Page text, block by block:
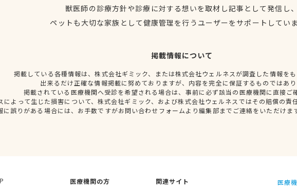
獣医師の診療方針や診療に対する想いを取材し記事として発信し
ペットも大切な家族として健康管理を行うユーザーをサポートしてい
掲載情報について
掲載している各種情報は、株式会社ギミック、または株式会社ウェルネスが調査した情報を
出来るだけ正確な情報掲載に努めておりますが、内容を完全に保証するものではあ
掲載されている医療機関へ受診を希望される場合は、事前に必ず該当の医療機関に直接ご
によって生じた損害について、株式会社ギミック、および株式会社ウェルネスではその賠償の責
に誤りがある場合には、お手数ですがお問い合わせフォームより編集部までご連絡をいただけま
医療機関の方
関連サイト
医療